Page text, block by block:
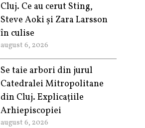
Cluj. Ce au cerut Sting,
Steve Aoki și Zara Larsson
în culise
august 6, 2026
Se taie arbori din jurul
Catedralei Mitropolitane
din Cluj. Explicațiile
Arhiepiscopiei
august 6, 2026